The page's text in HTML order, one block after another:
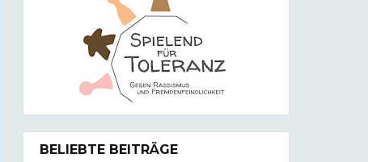
BELIEBTE BEITRÄGE